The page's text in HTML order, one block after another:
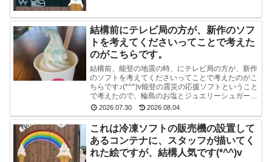
結構前にテレビ局の方が、新作のソフ
トを考えてくださいってことで考えた
のがこちらです。
結構前、能登の地震の時、にテレビ局の方が、新作
のソフトを考えてくださいってことで考えたのがこ
ちらです♪(*^^)v能登の震災の応援ソフトということ
で考えたので、輪島のお塩とジュエリーシュガーを
使い、海をイメージした水色のスマイルソフトを作
り...
2026.07.30 2026.08.04
これは冷凍ソフトの販売機の設置して
あるコンテナに、スタッフが描いてく
れた絵ですが、結構人気です(*^^)v